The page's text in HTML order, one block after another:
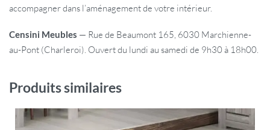
accompagner dans l’aménagement de votre intérieur.
Censini Meubles — Rue de Beaumont 165, 6030 Marchienne-
au-Pont (Charleroi). Ouvert du lundi au samedi de 9h30 à 18h00.
Produits similaires